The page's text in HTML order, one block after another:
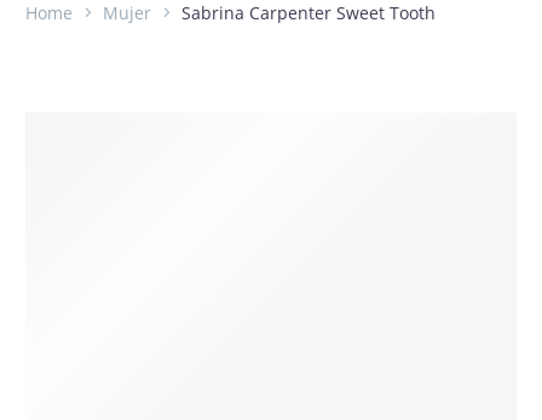
Home Mujer Sabrina Carpenter Sweet Tooth